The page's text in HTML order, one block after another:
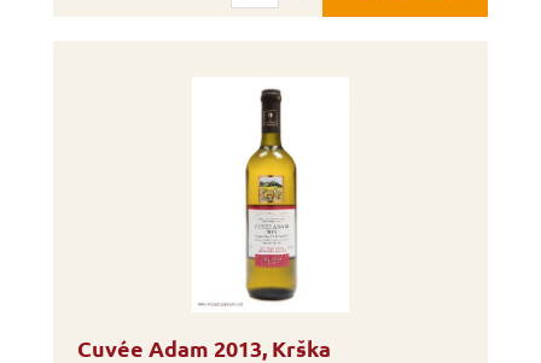
Cuvée Adam 2013, Krška